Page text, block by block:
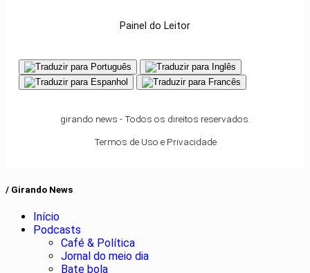
Painel do Leitor
girando news - Todos os direitos reservados.
Termos de Uso e Privacidade
/ Girando News
Início
Podcasts
Café & Política
Jornal do meio dia
Bate bola